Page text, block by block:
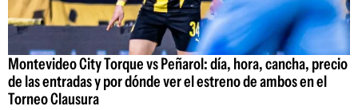
Montevideo City Torque vs Peñarol: día, hora, cancha, precio
de las entradas y por dónde ver el estreno de ambos en el
Torneo Clausura